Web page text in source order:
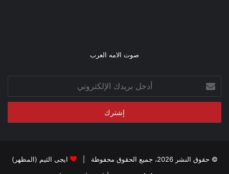
صوت الامه العرب
بريدك
الإلكتروني
© حقوق النشر 2026، جميع الحقوق محفوظة |
ايجى الثيم (المظهر)